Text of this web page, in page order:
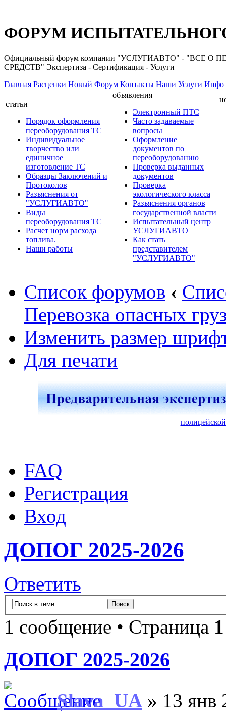
ФОРУМ
Официальный форум компании "УСЛУГИАВТО" -
СРЕДСТВ" Экспертиза - Сертификация - Услуги
Главная Расценки Новый Форум Контакты Наши Услуги Инфо
статьи
Порядок оформления
переоборудования ТС
Индивидуальное
творчество или
единичное
изготовление ТС
Образцы Заключений и
Протоколов
Разъяснения от
"УСЛУГИАВТО"
Виды
переоборудования ТС
Расчет норм расхода
топлива.
Наши работы
объявления
Электронный ПТС
Часто задаваемые
вопросы
Оформление
документов по
переоборудованию
Проверка выданных
документов
Проверка
экологического класса
Разъяснения органов
государственной власти
Испытательный центр
УСЛУГИАВТО
Как стать
представителем
"УСЛУГИАВТО"
Список форумов ‹
Перевозка опасных
Изменить размер
Для печати
FAQ
Регистрация
Вход
ДОПОГ 2025-2026
Ответить
1 сообщение • Страница 1
ДОПОГ 2025-2026
Slava_UA » 13 янв